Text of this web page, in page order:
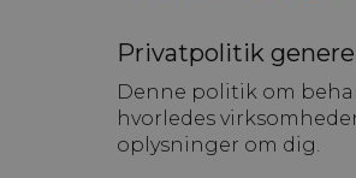
Privatpolitik
Denne politik om
hvorledes
oplysninger om dig.